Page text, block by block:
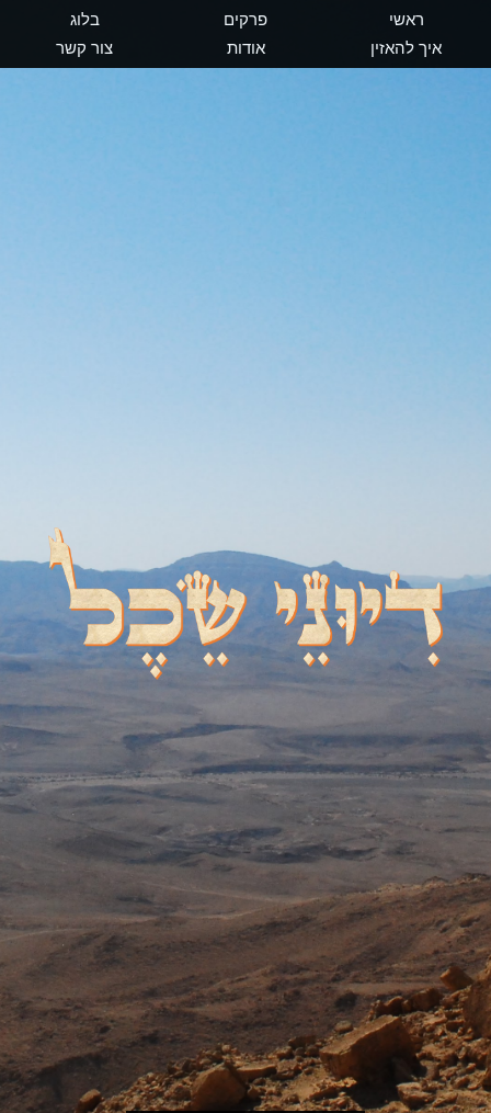
ראשי פרקים
בלוג
איך להאזין
אודות צור קשר
דיוני שכל